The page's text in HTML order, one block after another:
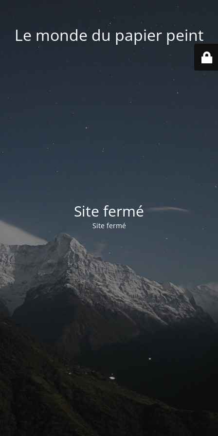
Le monde du papier peint
Site fermé
Site fermé